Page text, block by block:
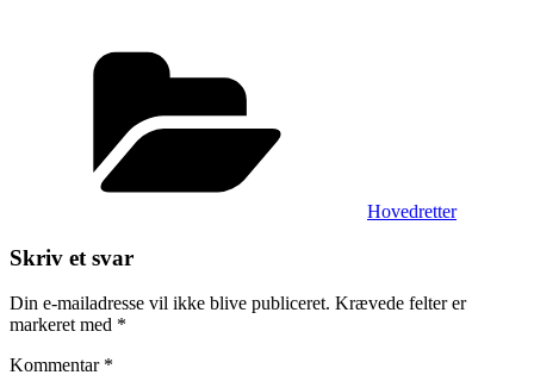
Hovedretter
Skriv et svar
Din e-mailadresse vil ikke blive publiceret. Krævede felter er
markeret med *
Kommentar *